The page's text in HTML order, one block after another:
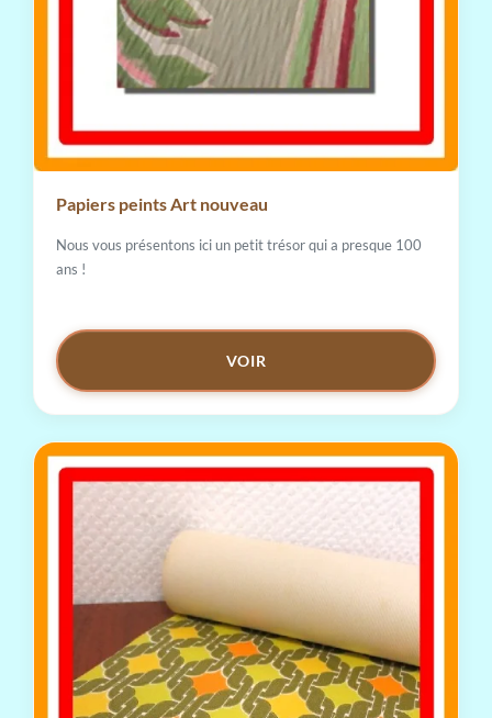
Papiers peints Art nouveau
Nous vous présentons ici un petit trésor qui a presque 100
ans !
VOIR